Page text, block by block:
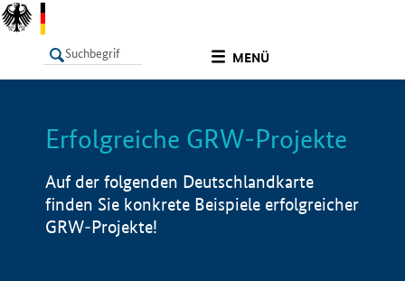
MENÜ
LISTE Info
Erfolgreiche GRW-Projekte
Auf der folgenden Deutschlandkarte
finden Sie konkrete Beispiele erfolgreicher
GRW-Projekte!